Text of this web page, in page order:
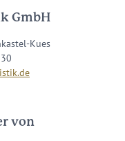
GmbH
Kues
von